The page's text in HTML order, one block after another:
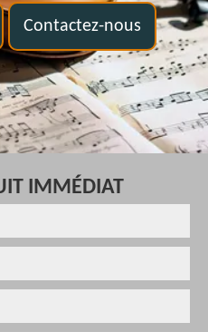
Contactez-nous
IMMÉDIAT